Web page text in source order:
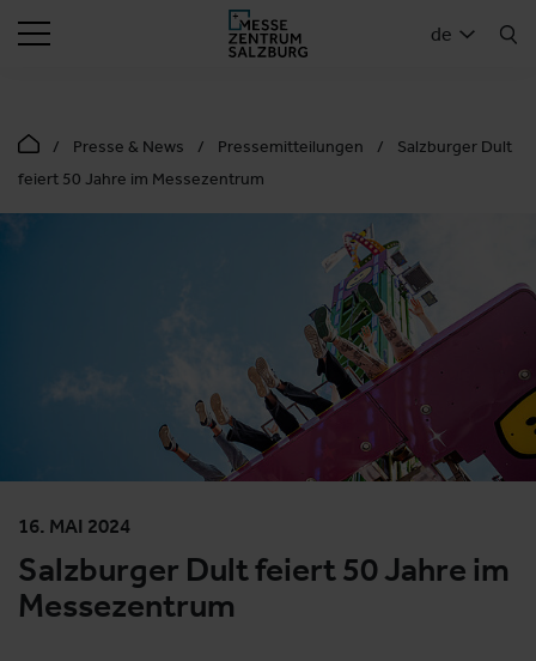
de
Presse & News Pressemitteilungen
Salzburger Dult
feiert 50 Jahre im Messezentrum
16. MAI 2024
Salzburger Dult feiert 50 Jahre im
Messezentrum